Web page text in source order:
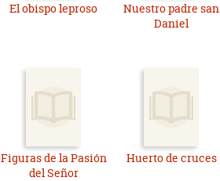
El obispo leproso
Nuestro padre san
Daniel
Figuras de la Pasión
del Señor
Huerto de cruces